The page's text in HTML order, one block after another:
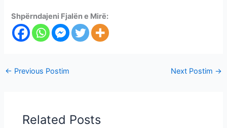
Shpërndajeni Fjalën e Mirë:
← Previous Postim Next Postim →
Related Posts